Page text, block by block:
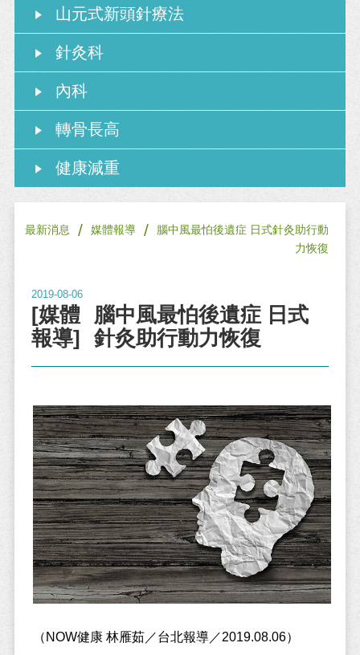
山元式新頭針療法
針灸科
內科
轉骨長高
健康減重
最新消息 / 媒體報導 /
腦中風最怕後遺症 日式針灸助行動
力恢復
2019-08-06
[媒體
報導]
腦中風最怕後遺症 日式
針灸助行動力恢復
（NOW健康 林雁茹／台北報導／2019.08.06）